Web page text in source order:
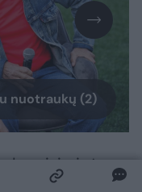
nuotraukų (2)
prisiminė
Europos